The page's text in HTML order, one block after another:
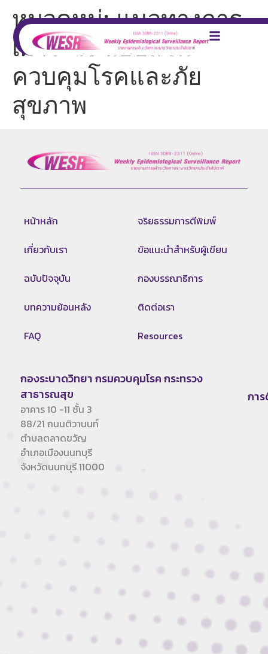
หมวดหมู่:แนวทางการ
เฝ้าระวัง สอบสวน
ควบคุมโรคและภัย
สุขภาพ
หน้าหลัก
เกี่ยวกับเรา
ฉบับปัจจุบัน
บทความย้อนหลัง
FAQ
จริยธรรมการตีพิมพ์
ข้อแนะนำสำหรับผู้เขียน
กองบรรณาธิการ
ติดต่อเรา
Resources
กองระบาดวิทยา กรมควบคุมโรค กระทรวง
สาธารณสุข
อาคาร 10 -11 ชั้น 3
88/21 ถนนติวานนท์
ตำบลตลาดขวัญ
อำเภอเมืองนนทบุรี
จังหวัดนนทบุรี 11000
กา